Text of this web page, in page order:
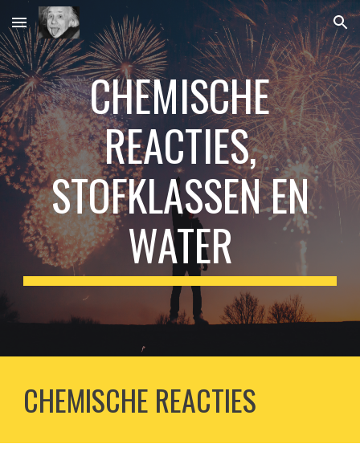
Skip to main content Skip to navigation
CHEMISCHE
REACTIES,
STOFKLASSEN EN
WATER
CHEMISCHE REACTIES